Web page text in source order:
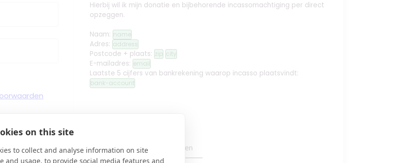
on this site
to collect and analyse information on site
and usage, to provide social media features and
Minuten
Hierbij wil ik mijn donatie en bijbehorende incassomachtiging per direct
opzeggen.
Naam: name
Adres: address
Postcode + plaats: zip city
E-mailadres: email
Laatste 5 cijfers van bankrekening waarop incasso plaatsvindt:
bank-account
editHandtekening toevoegen